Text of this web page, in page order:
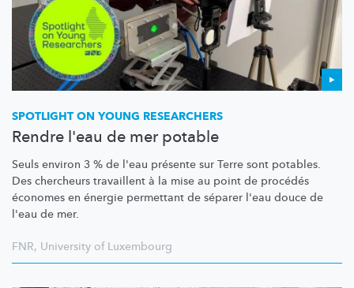
SPOTLIGHT ON YOUNG RESEARCHERS
Rendre l'eau de mer potable
Seuls environ 3 % de l'eau présente sur Terre sont potables.
Des chercheurs travaillent à la mise au point de procédés
économes en énergie permettant de séparer l'eau douce de
l'eau de mer.
FNR, University of Luxembourg